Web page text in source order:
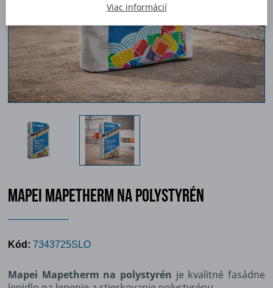
MAPEI MAPETHERM NA POLYSTYRÉN
Kód: 7343725SLO
Mapei Mapetherm na polystyrén je kvalitné fasádne
Viac informácií